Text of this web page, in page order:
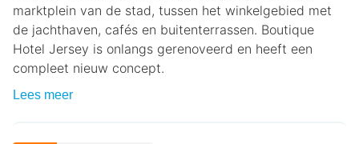
marktplein van de stad, tussen het winkelgebied met
de jachthaven, cafés en buitenterrassen. Boutique
Hotel Jersey is onlangs gerenoveerd en heeft een
compleet nieuw concept.
Lees meer